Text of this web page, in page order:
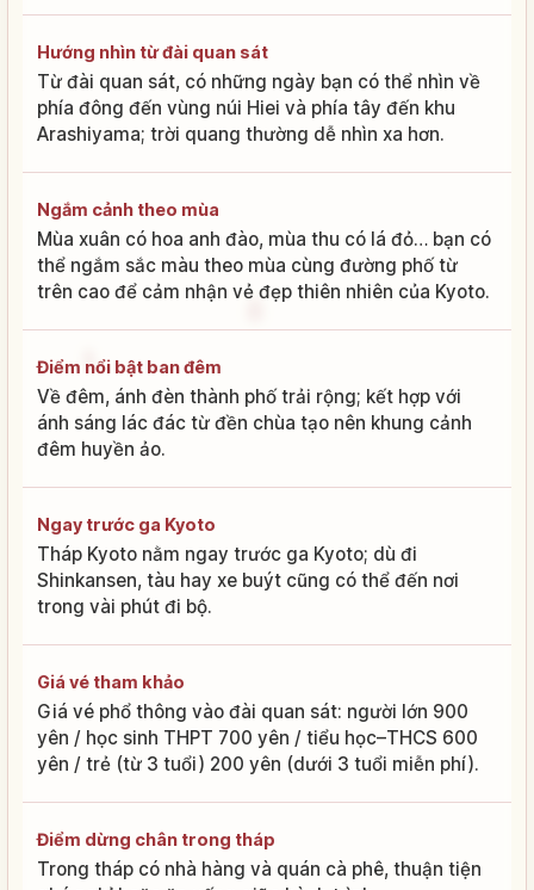
Hướng nhìn từ đài quan sát
Từ đài quan sát, có những ngày bạn có thể nhìn về
phía đông đến vùng núi Hiei và phía tây đến khu
Arashiyama; trời quang thường dễ nhìn xa hơn.
Ngắm cảnh theo mùa
Mùa xuân có hoa anh đào, mùa thu có lá đỏ… bạn có
thể ngắm sắc màu theo mùa cùng đường phố từ
trên cao để cảm nhận vẻ đẹp thiên nhiên của Kyoto.
Điểm nổi bật ban đêm
Về đêm, ánh đèn thành phố trải rộng; kết hợp với
ánh sáng lác đác từ đền chùa tạo nên khung cảnh
đêm huyền ảo.
Ngay trước ga Kyoto
Tháp Kyoto nằm ngay trước ga Kyoto; dù đi
Shinkansen, tàu hay xe buýt cũng có thể đến nơi
trong vài phút đi bộ.
Giá vé tham khảo
Giá vé phổ thông vào đài quan sát: người lớn 900
yên / học sinh THPT 700 yên / tiểu học–THCS 600
yên / trẻ (từ 3 tuổi) 200 yên (dưới 3 tuổi miễn phí).
Điểm dừng chân trong tháp
Trong tháp có nhà hàng và quán cà phê, thuận tiện